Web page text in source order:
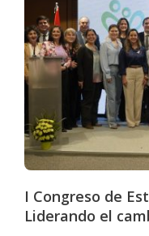
I Congreso de
Liderando el